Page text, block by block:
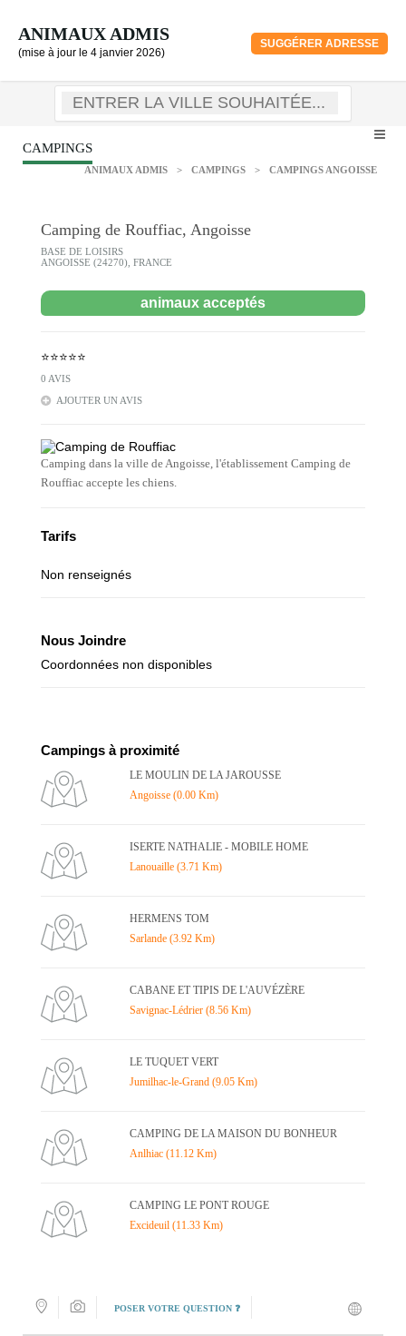
ANIMAUX ADMIS
(mise à jour le 4 janvier 2026)
SUGGÉRER ADRESSE
CAMPINGS
ANIMAUX ADMIS > CAMPINGS > CAMPINGS ANGOISSE
Camping de Rouffiac, Angoisse
BASE DE LOISIRS
ANGOISSE (24270), FRANCE
animaux acceptés
⭐⭐⭐⭐⭐
0 AVIS
AJOUTER UN AVIS
Camping dans la ville de Angoisse, l'établissement Camping de
Rouffiac accepte les chiens.
Tarifs
Non renseignés
Nous Joindre
Coordonnées non disponibles
Campings à proximité
LE MOULIN DE LA JAROUSSE
Angoisse (0.00 Km)
ISERTE NATHALIE - MOBILE HOME
Lanouaille (3.71 Km)
HERMENS TOM
Sarlande (3.92 Km)
CABANE ET TIPIS DE L'AUVÉZÈRE
Savignac-Lédrier (8.56 Km)
LE TUQUET VERT
Jumilhac-le-Grand (9.05 Km)
CAMPING DE LA MAISON DU BONHEUR
Anlhiac (11.12 Km)
CAMPING LE PONT ROUGE
Excideuil (11.33 Km)
POSER VOTRE QUESTION ❓